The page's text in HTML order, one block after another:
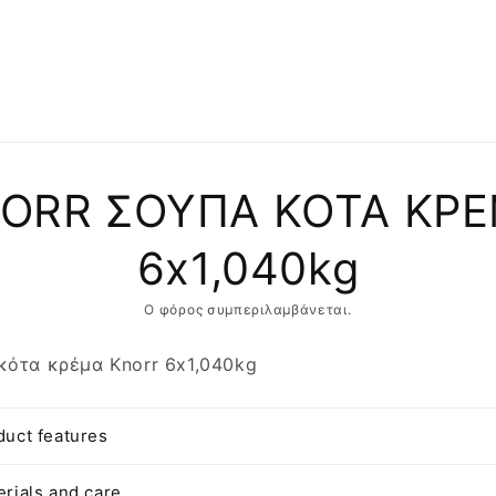
ΣΟΥΠΑ ΚΟΤΑ
6x1,040kg
Ο φόρος συμπεριλαμβάνεται.
κρέμα Knorr 6x1,040kg
features